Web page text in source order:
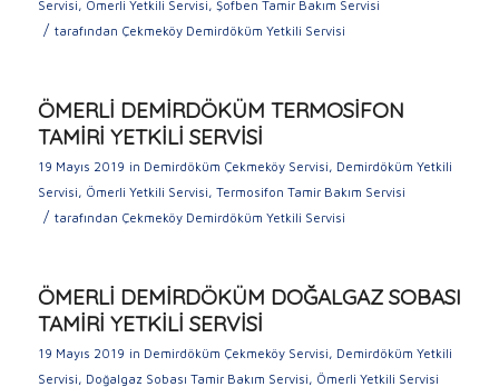
Servisi, Ömerli Yetkili Servisi, Şofben Tamir Bakım Servisi
/ tarafından Çekmeköy Demirdöküm Yetkili Servisi
ÖMERLİ DEMİRDÖKÜM TERMOSİFON
TAMİRİ YETKİLİ SERVİSİ
19 Mayıs 2019 in Demirdöküm Çekmeköy Servisi, Demirdöküm Yetkili
Servisi, Ömerli Yetkili Servisi, Termosifon Tamir Bakım Servisi
/ tarafından Çekmeköy Demirdöküm Yetkili Servisi
ÖMERLİ DEMİRDÖKÜM DOĞALGAZ SOBASI
TAMİRİ YETKİLİ SERVİSİ
19 Mayıs 2019 in Demirdöküm Çekmeköy Servisi, Demirdöküm Yetkili
Servisi, Doğalgaz Sobası Tamir Bakım Servisi, Ömerli Yetkili Servisi